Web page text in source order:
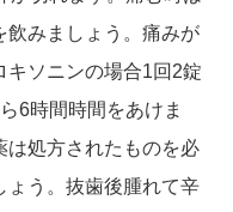
飲みましょう。痛みが
キソニンの場合1回2錠
6時間時間をあけま
は処方されたものを必
ょう。抜歯後腫れて辛